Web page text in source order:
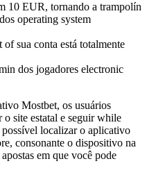
10 EUR, tornando a trampolín
operating system
sua conta está totalmente
dos jogadores electronic
Mostbet, os usuários
o site estatal e seguir while
localizar o aplicativo
consonante o dispositivo na
em que você pode